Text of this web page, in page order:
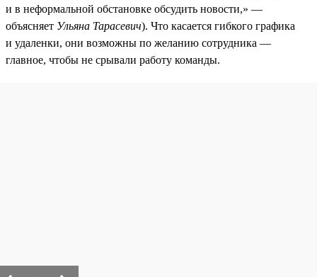
и в неформальной обстановке обсудить новости,» —
объясняет Ульяна Тарасевич). Что касается гибкого графика
и удаленки, они возможны по желанию сотрудника —
главное, чтобы не срывали работу команды.